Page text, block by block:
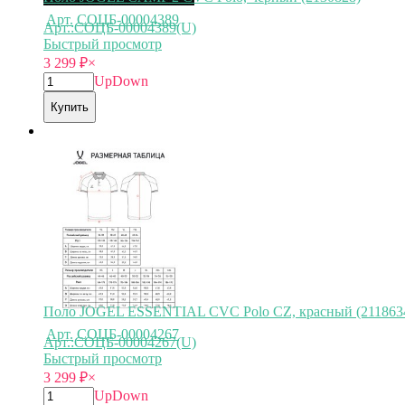
Арт. СОЦБ-00004389
Арт.:СОЦБ-00004389(U)
Быстрый просмотр
3 299 ₽×
UpDown
Купить
Арт. СОЦБ-00004267
Поло JOGEL ESSENTIAL CVC Polo CZ, красный
Арт.:СОЦБ-00004267(U)
Быстрый просмотр
3 299 ₽×
UpDown